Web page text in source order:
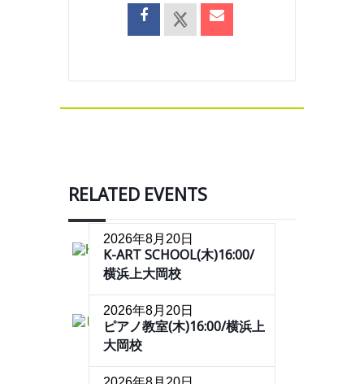
RELATED EVENTS
2026年8月20日
K-ART SCHOOL(木)16:00/
横浜上大岡校
2026年8月20日
ピアノ教室(木)16:00/横浜上
大岡校